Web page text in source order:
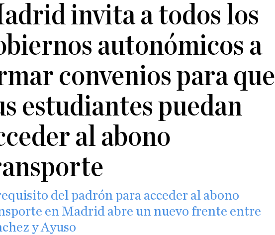
invita a todos los
autonómicos a
convenios para que
estudiantes puedan
al abono
del padrón para acceder al abono
en Madrid abre un nuevo frente entre
y Ayuso